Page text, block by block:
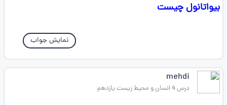
بیواتانول چیست
نمایش جواب
mehdi
درس 4 انسان و محیط زیست یازدهم